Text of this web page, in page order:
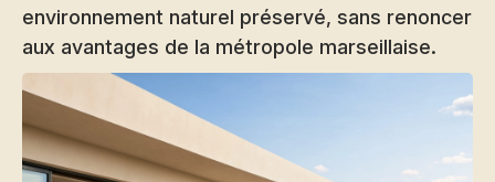
environnement naturel préservé, sans renoncer
aux avantages de la métropole marseillaise.